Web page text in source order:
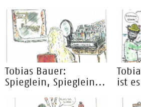
Tobias Bauer:
Spieglein, Spieglein...
ist